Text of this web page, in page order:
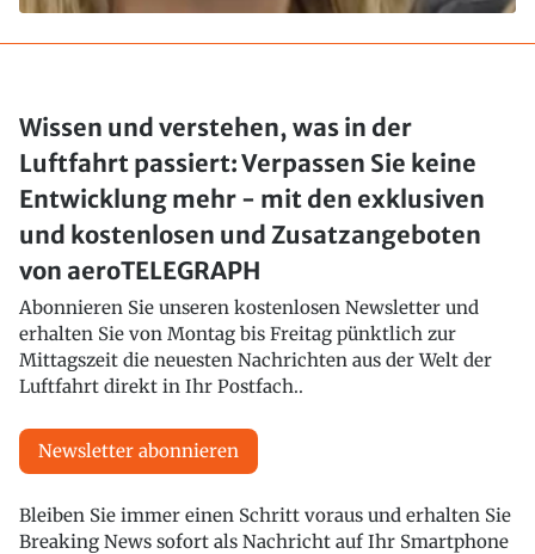
Wissen und verstehen, was in der
Luftfahrt passiert: Verpassen Sie keine
Entwicklung mehr - mit den exklusiven
und kostenlosen und Zusatzangeboten
von aeroTELEGRAPH
Abonnieren Sie unseren kostenlosen Newsletter und
erhalten Sie von Montag bis Freitag pünktlich zur
Mittagszeit die neuesten Nachrichten aus der Welt der
Luftfahrt direkt in Ihr Postfach..
Newsletter abonnieren
Bleiben Sie immer einen Schritt voraus und erhalten Sie
Breaking News sofort als Nachricht auf Ihr Smartphone